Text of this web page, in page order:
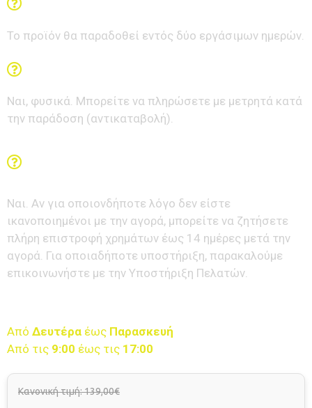
Το προϊόν θα παραδοθεί εντός δύο εργάσιμων ημερών.
Ναι, φυσικά. Μπορείτε να πληρώσετε με μετρητά κατά
την παράδοση (αντικαταβολή).
Ναι. Αν για οποιονδήποτε λόγο δεν είστε
ικανοποιημένοι με την αγορά, μπορείτε να ζητήσετε
πλήρη επιστροφή χρημάτων έως 14 ημέρες μετά την
αγορά. Για οποιαδήποτε υποστήριξη, παρακαλούμε
επικοινωνήστε με την Υποστήριξη Πελατών.
Από Δευτέρα έως Παρασκευή
Από τις 9:00 έως τις 17:00
Κανονική τιμή: 139,00€